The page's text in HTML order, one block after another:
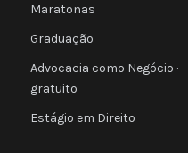
Maratonas
Graduação
Advocacia como Negócio ·
gratuito
Estágio em Direito